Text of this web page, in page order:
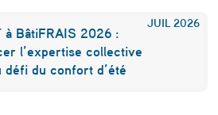
JUIL 2026
à BâtiFRAIS 2026 :
l’expertise collective
défi du confort d’été